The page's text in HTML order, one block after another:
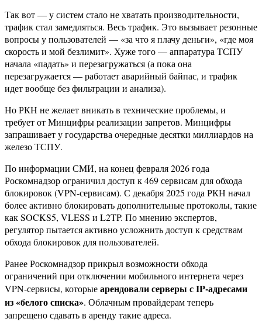
Так вот — у систем стало не хватать производительности,
трафик стал замедляться. Весь трафик. Это вызывает резонные
вопросы у пользователей — «за что я плачу деньги», «где моя
скорость и мой безлимит». Хуже того — аппаратура ТСПУ
начала «падать» и перезагружаться (а пока она
перезагружается — работает аварийный байпас, и трафик
идет вообще без фильтрации и анализа).
Но РКН не желает вникать в технические проблемы, и
требует от Минцифры реализации запретов. Минцифры
запрашивает у государства очередные десятки миллиардов на
железо ТСПУ.
По информации СМИ, на конец февраля 2026 года
Роскомнадзор ограничил доступ к 469 сервисам для обхода
блокировок (VPN-сервисам). С декабря 2025 года РКН начал
более активно блокировать дополнительные протоколы, такие
как SOCKS5, VLESS и L2TP. По мнению экспертов,
регулятор пытается активно усложнить доступ к средствам
обхода блокировок для пользователей.
Ранее Роскомнадзор прикрыл возможности обхода
ограничений при отключении мобильного интернета через
VPN‑сервисы, которыеарендовали серверы с IP‑адресами
из «белого списка». Облачным провайдерам теперь
запрещено сдавать в аренду такие адреса.